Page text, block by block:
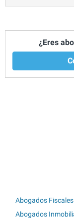
¿Eres
Abogados Fiscales
Abogados